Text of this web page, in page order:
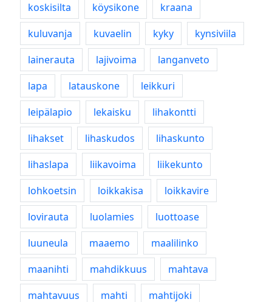
koskisilta
köysikone
kraana
kuluvanja
kuvaelin kyky
kynsiviila
lainerauta
lajivoima
langanveto
lapa
latauskone
leikkuri
leipälapio
lekaisku
lihakontti
lihakset
lihaskudos
lihaskunto
lihaslapa
liikavoima
liikekunto
lohkoetsin
loikkakisa
loikkavire
lovirauta
luolamies
luottoase
luuneula
maaemo
maalilinko
maanihti
mahdikkuus
mahtava
mahtavuus
mahti
mahtijoki